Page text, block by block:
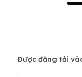
Được đăng tải